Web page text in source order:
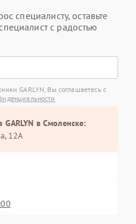
специалисту, оставьте
с радостью
GARLYN, Вы соглашаетесь с
в Смоленске:
12А